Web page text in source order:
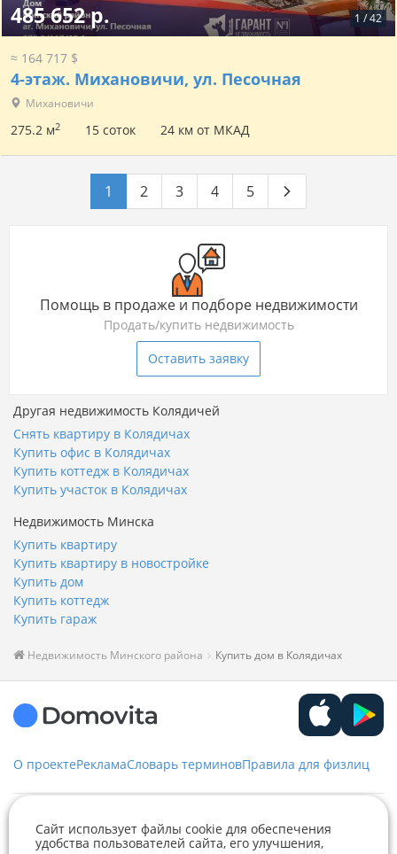
1 /42
485 652 р.
≈ 164 717 $
4-этаж. Михановичи, ул. Песочная
Михановичи
275.2 м2 15 соток 24 км от МКАД
1 2 3 4 5
Помощь в продаже и подборе недвижимости
Продать/купить недвижимость
Оставить заявку
Другая недвижимость Колядичей
Снять квартиру в Колядичах
Купить офис в Колядичах
Купить коттедж в Колядичах
Купить участок в Колядичах
Недвижимость Минска
Купить квартиру
Купить квартиру в новостройке
Купить дом
Купить коттедж
Купить гараж
Недвижимость Минского района Купить дом в Колядичах
О проектеРекламаСловарь терминовПравила для физлиц
Служба заботы
Сайт использует файлы cookie для обеспечения
удобства пользователей сайта, его улучшения,